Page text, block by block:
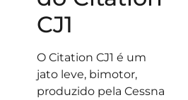
CJ1
O Citation CJ1 é um
jato leve, bimotor,
produzido pela Cessna